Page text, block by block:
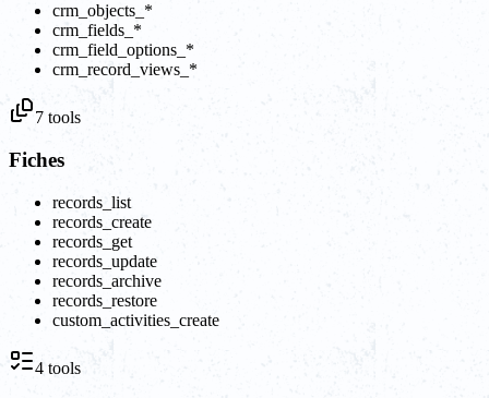
crm_objects_*
crm_fields_*
crm_field_options_*
crm_record_views_*
7 tools
Fiches
records_list
records_create
records_get
records_update
records_archive
records_restore
custom_activities_create
4 tools